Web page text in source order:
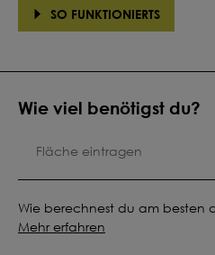
Wie viel benötigst du?
Wie berechnest du am besten
Mehr erfahren
SO FUNKTIONIERTS